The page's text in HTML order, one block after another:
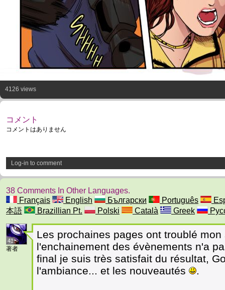
4126 views
コメント
コメントはありません
Log-in to comment
38 Comments In Other Languages.
Français
English Български Português
本語
Brazillian Pt. Polski Català Greek
41
著者
Les prochaines pages ont troublé
l'enchainement des évènements n'a
final je suis très satisfait du résultat,
l'ambiance... et les nouveautés
.